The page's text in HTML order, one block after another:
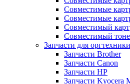
Совместимые
Совместимые
Совместимый
Совместимый
Запчасти для оргтехники
Запчасти Brother
Запчасти Canon
Запчасти HP
Запчасти Kyocera